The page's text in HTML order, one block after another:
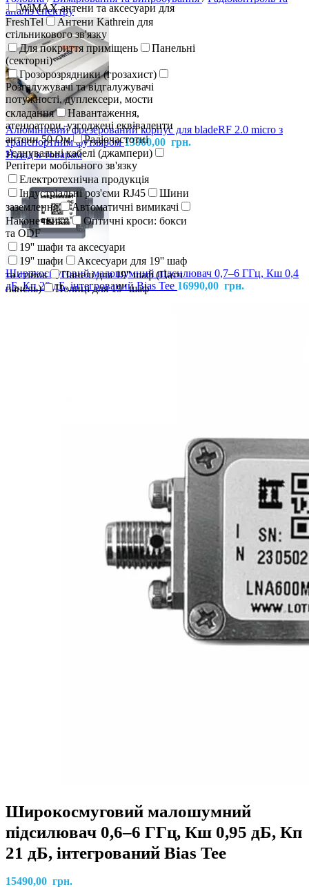
WiMAX антени та аксесуари для
FreshTel
Антени Kathrein для
стільникового зв'язку
Для покриття приміщень
Панельні
(секторні)
Грозорозрядники (грозахист)
Розгалужувачі та відгалужувачі
потужності, дуплексери, мости
складання
Навантаження,
атенюатори, узгоджені еквіваленти
антени 50 Ом
Радіочастотні
з'єднувальні кабелі (джампери)
Репітери мобільного зв'язку
Електротехнічна продукція
Індустріальні роз'єми RJ45
Шини
заземлення
Автоматичні вимикачі
Наконечники
Оптичні кроси: бокси
та ODF
19'' шафи та аксесуари
19'' шафи
Аксесуари для 19'' шаф
та стійок
Панелі для 19'' шаф (Патч
панель)
Полиці для 19'' шаф
аналіз спектру
Алюмінієвий фрезерований корпус для bladeRF 2.0 micro з
транспортним футляром13860,00 грн.
Назад к товарам
Широкосмуговий малошумний підсилювач 0,7–6 ГГц, Кш 0,4
дБ, Кп 20 дБ, інтегрований Bias Tee 16990,00 грн.
Широкосмуговий малошумний
підсилювач 0,6–6 ГГц, Кш 0,95 дБ, Кп
21 дБ, інтегрований Bias Tee
15490,00 грн.